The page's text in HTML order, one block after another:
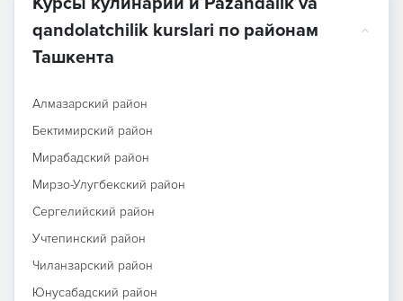
qandolatchilik kurslari по районам
Ташкента
Алмазарский район
Бектимирский район
Мирабадский район
Мирзо-Улугбекский район
Сергелийский район
Учтепинский район
Чиланзарский район
Юнусабадский район